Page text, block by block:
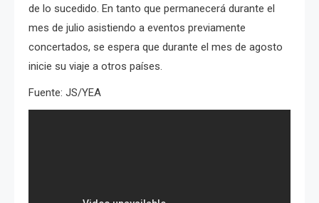
de lo sucedido. En tanto que permanecerá durante el
mes de julio asistiendo a eventos previamente
concertados, se espera que durante el mes de agosto
inicie su viaje a otros países.
Fuente: JS/YEA